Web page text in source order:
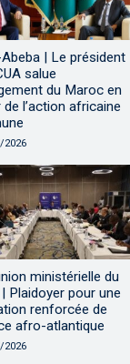
| Le président
salue
du Maroc en
l’action africaine
2026
ministérielle du
Plaidoyer pour une
renforcée de
afro-atlantique
2026